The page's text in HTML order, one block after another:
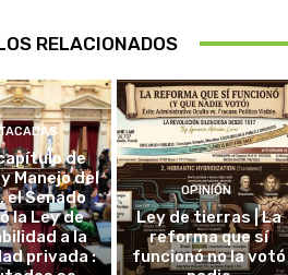
RELACIONADOS
de
Manejo del
el Senado
la Ley de
a la
privada :
OPINIÓN
Ley de tierras | La
reforma que sí
funcionó no la votó